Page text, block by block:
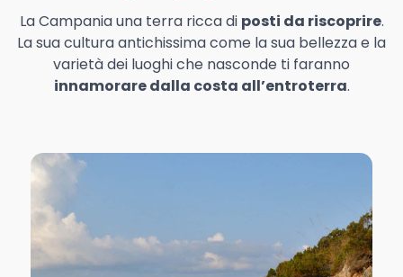
La Campania una terra ricca di posti da riscoprire.
La sua cultura antichissima come la sua bellezza e la
varietà dei luoghi che nasconde ti faranno
innamorare dalla costa all’entroterra.